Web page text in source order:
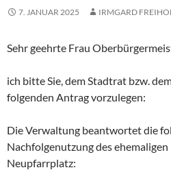
7. JANUAR 2025 IRMGARD
Sehr geehrte Frau
ich bitte Sie, dem Stadtrat bzw.
folgenden Antrag vorzulegen:
Die Verwaltung beantwortet die
Nachfolgenutzung des
Neupfarrplatz: